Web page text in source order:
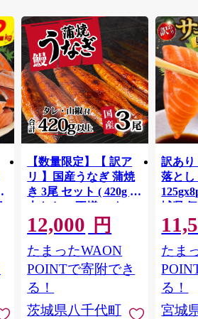
【数量限定】【 訳ア
リ 】国産うなぎ 蒲焼
き 3尾 セット ( 420g )
大きさ の不揃い タ
レ・山椒付き ウナギ
鰻 ふぞろい 不揃い う
な重 ひつまぶし 人気
茨城 八千代町 ふるさ
と納税 冷凍 [SF951ya]
12,000 円
たまったWAON
POINTで寄附でき
る！
茨城県八千代町
訳あり
落とし
城県
お刺し
生 生
鮭 銀
介
たま
る！
宮城